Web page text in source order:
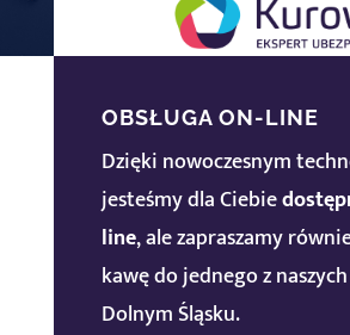
OBSŁUGA ON-LINE
Dzięki nowoczesnym
jesteśmy dla Ciebie
line, ale zapraszamy
kawę do jednego z
Dolnym Śląsku.